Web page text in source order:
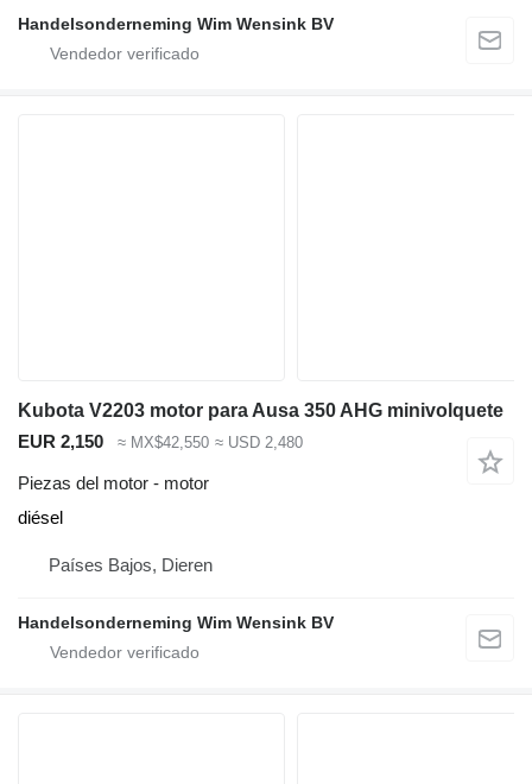
Handelsonderneming Wim Wensink BV
Kubota V2203 motor para Ausa 350 AHG minivolquete
EUR 2,150
≈ MX$42,550 ≈ USD 2,480
Piezas del motor - motor
diésel
Países Bajos, Dieren
Handelsonderneming Wim Wensink BV